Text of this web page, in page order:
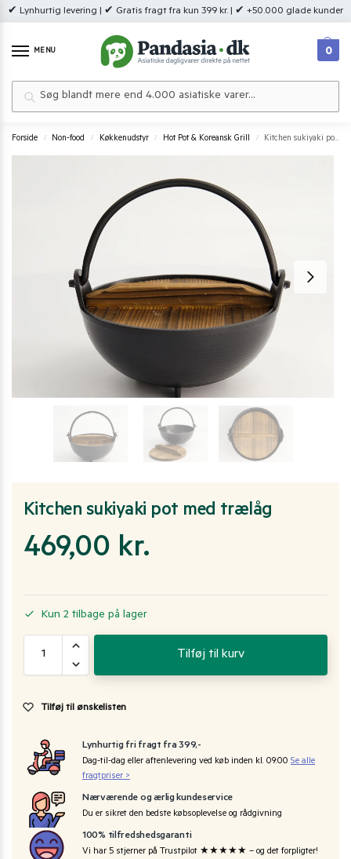
✔ Lynhurtig levering | ✔ Gratis fragt fra kun 399 kr. | ✔ +50.000 glade kunder
MENU 0
Forside / Non-food / Køkkenudstyr / Hot Pot & Koreansk Grill / Kitchen sukiyaki pot med trælåg
Kitchen sukiyaki pot med trælåg
469,00 kr.
Kun 2 tilbage på lager
Tilføj til kurv
Tilføj til ønskelisten
Lynhurtig fri fragt fra 399,-
Dag-til-dag eller aftenlevering ved køb inden kl. 09:00 Se alle
fragtpriser >
Nærværende og ærlig kundeservice
Du er sikret den bedste købsoplevelse og rådgivning
100% tilfredshedsgaranti
Vi har 5 stjerner på Trustpilot ★★★★★ – og det forpligter!